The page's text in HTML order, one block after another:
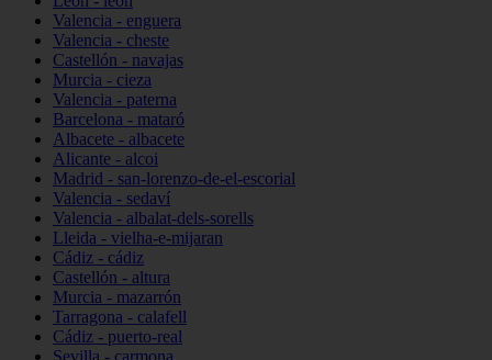
Valencia - enguera
Valencia - cheste
Castellón - navajas
Murcia - cieza
Valencia - paterna
Barcelona - mataró
Albacete - albacete
Alicante - alcoi
Madrid - san-lorenzo-de-el-escorial
Valencia - sedaví
Valencia - albalat-dels-sorells
Lleida - vielha-e-mijaran
Cádiz - cádiz
Castellón - altura
Murcia - mazarrón
Tarragona - calafell
Cádiz - puerto-real
Sevilla - carmona